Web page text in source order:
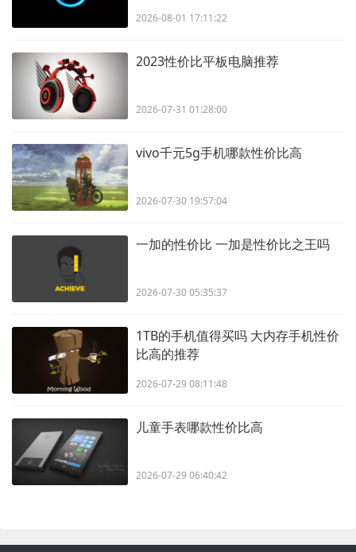
2026-08-01 17:11:22
2023性价比平板电脑推荐
2026-07-31 01:28:00
vivo千元5g手机哪款性价比高
2026-07-30 19:57:04
一加的性价比 一加是性价比之王吗
2026-07-30 05:35:37
1TB的手机值得买吗 大内存手机性价
比高的推荐
2026-07-29 08:11:48
儿童手表哪款性价比高
2026-07-29 06:40:42